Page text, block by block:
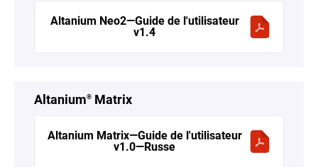
Altanium Neo2—Guide de l'utilisateur
v1.4
Altanium® Matrix
Altanium Matrix—Guide de l'utilisateur
v1.0—Russe